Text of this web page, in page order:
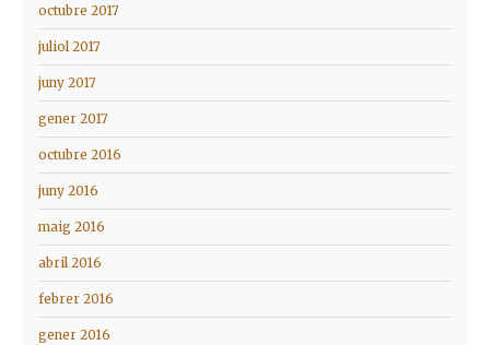
octubre 2017
juliol 2017
juny 2017
gener 2017
octubre 2016
juny 2016
maig 2016
abril 2016
febrer 2016
gener 2016